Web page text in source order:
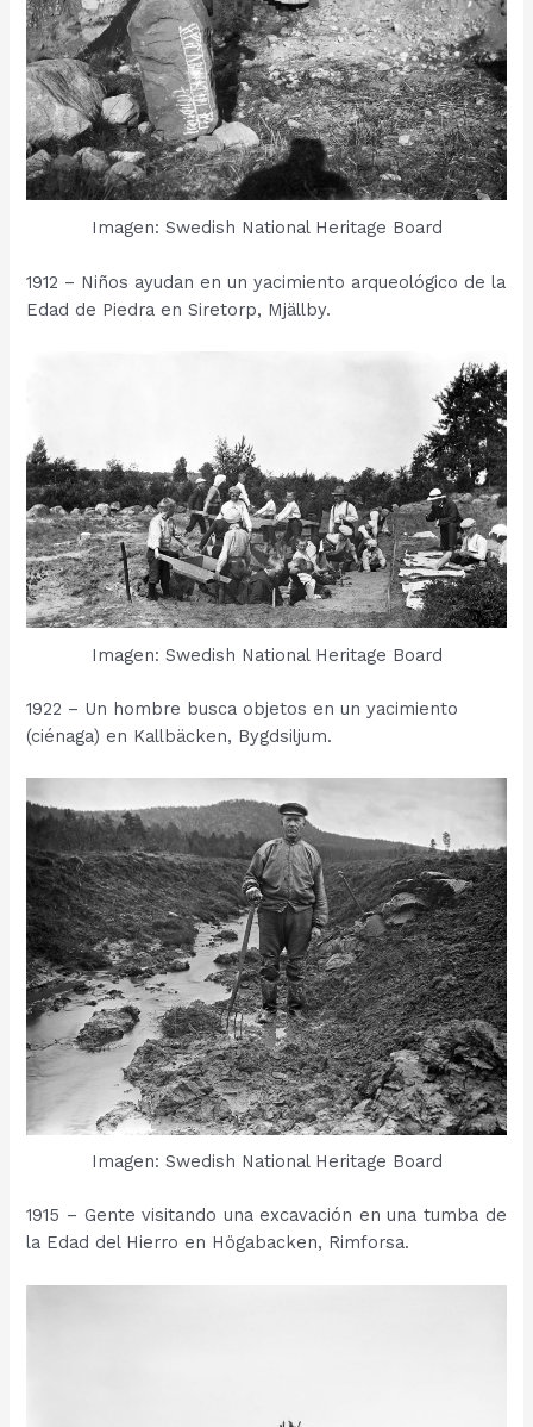
Imagen: Swedish National Heritage Board
1912 – Niños ayudan en un yacimiento arqueológico de la
Edad de Piedra en Siretorp, Mjällby.
Imagen: Swedish National Heritage Board
1922 – Un hombre busca objetos en un yacimiento
(ciénaga) en Kallbäcken, Bygdsiljum.
Imagen: Swedish National Heritage Board
1915 – Gente visitando una excavación en una tumba de
la Edad del Hierro en Högabacken, Rimforsa.